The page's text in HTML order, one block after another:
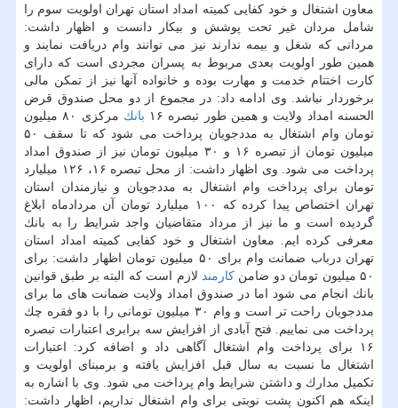
معاون اشتغال و خود كفایی كمیته امداد استان تهران اولویت سوم را
شامل مردان غیر تحت پوشش و بیكار دانست و اظهار داشت:
مردانی كه شغل و بیمه ندارند نیز می توانند وام دریافت نمایند و
همین طور اولویت بعدی مربوط به پسران مجردی است كه دارای
كارت اختتام خدمت و مهارت بوده و خانواده آنها نیز از تمكن مالی
برخوردار نباشد. وی ادامه داد: در مجموع از دو محل صندوق قرض
الحسنه امداد ولایت و همین طور تبصره ۱۶
بانك
مركزی ۸۰ میلیون
تومان وام اشتغال به مددجویان پرداخت می شود كه تا سقف ۵۰
میلیون تومان از تبصره ۱۶ و ۳۰ میلیون تومان نیز از صندوق امداد
پرداخت می شود. وی اظهار داشت: از محل تبصره ۱۶، ۱۲۶ میلیارد
تومان برای پرداخت وام اشتغال به مددجویان و نیازمندان استان
تهران اختصاص پیدا كرده كه ۱۰۰ میلیارد تومان آن مردادماه ابلاغ
گردیده است و ما نیز از مرداد متقاضیان واجد شرایط را به بانك
معرفی كرده ایم. معاون اشتغال و خود كفایی كمیته امداد استان
تهران درباب ضمانت وام برای ۵۰ میلیون تومان اظهار داشت: برای
۵۰ میلیون تومان دو ضامن
كارمند لازم است كه البته بر طبق قوانین
بانك انجام می شود اما در صندوق امداد ولایت ضمانت های ما برای
مددجویان راحت تر است و وام ۳۰ میلیون تومانی را با دو فقره چك
پرداخت می نماییم. فتح آبادی از افزایش سه برابری اعتبارات تبصره
۱۶ برای پرداخت وام اشتغال آگاهی داد و اضافه كرد: اعتبارات
اشتغال ما نسبت به سال قبل افزایش یافته و برمبنای اولویت و
تكمیل مدارك و داشتن شرایط وام پرداخت می شود. وی با اشاره به
اینكه هم اكنون پشت نوبتی برای وام اشتغال نداریم، اظهار داشت: